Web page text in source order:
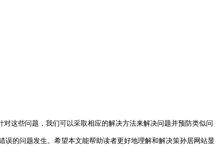
这些问题，我们可以采取相应的解决方法来解决问题并预防类似问
的问题发生。希望本文能帮助读者更好地理解和解决策孙居网站显